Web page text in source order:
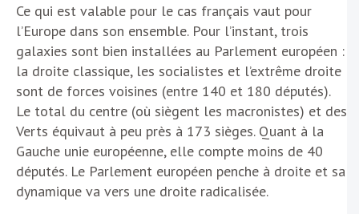
Ce qui est valable pour le cas français vaut pour
l’Europe dans son ensemble. Pour l’instant, trois
galaxies sont bien installées au Parlement européen :
la droite classique, les socialistes et l’extrême droite
sont de forces voisines (entre 140 et 180 députés).
Le total du centre (où siègent les macronistes) et des
Verts équivaut à peu près à 173 sièges. Quant à la
Gauche unie européenne, elle compte moins de 40
députés. Le Parlement européen penche à droite et sa
dynamique va vers une droite radicalisée.